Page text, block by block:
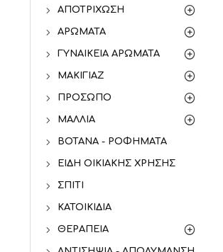
ΑΠΟΤΡΊΧΩΣΗ
ΑΡΏΜΑΤΑ
ΓΥΝΑΙΚΕΊΑ ΑΡΏΜΑΤΑ
ΜΑΚΙΓΙΆΖ
ΠΡΌΣΩΠΟ
ΜΑΛΛΙΆ
ΒΌΤΑΝΑ - ΡΟΦΉΜΑΤΑ
ΕΊΔΗ ΟΙΚΙΑΚΉΣ ΧΡΉΣΗΣ
ΣΠΊΤΙ
ΚΑΤΟΙΚΊΔΙΑ
ΘΕΡΑΠΕΊΑ